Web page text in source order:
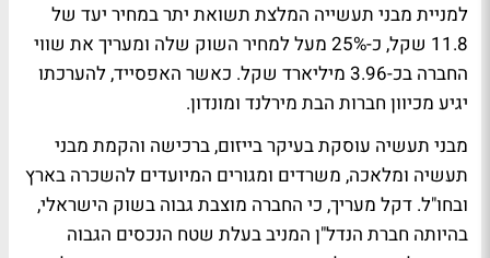
למניית מבני תעשייה המלצת תשואת יתר במחיר יעד של
11.8 שקל, כ-25% מעל למחיר השוק שלה ומעריך את שווי
החברה בכ-3.96 מיליארד שקל. כאשר האפסייד, להערכתו
יגיע מכיוון חברות הבת מירלנד ומונדון.
מבני תעשיה עוסקת בעיקר בייזום, ברכישה והקמת מבני
תעשיה ומלאכה, משרדים ומגורים המיועדים להשכרה בארץ
ובחו"ל. דקל מעריך, כי החברה מוצבת גבוה בשוק הישראלי,
בהיותה חברת הנדל"ן המניב בעלת שטח הנכסים הגבוה